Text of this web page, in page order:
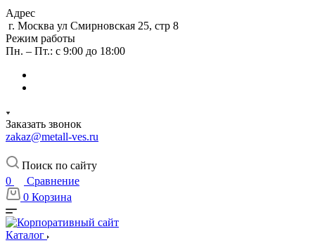
Адрес
г. Москва ул Смирновская 25, стр 8
Режим работы
Пн. – Пт.: с 9:00 до 18:00
Заказать звонок
zakaz@metall-ves.ru
Поиск по сайту
0
Сравнение
0 Корзина
Каталог